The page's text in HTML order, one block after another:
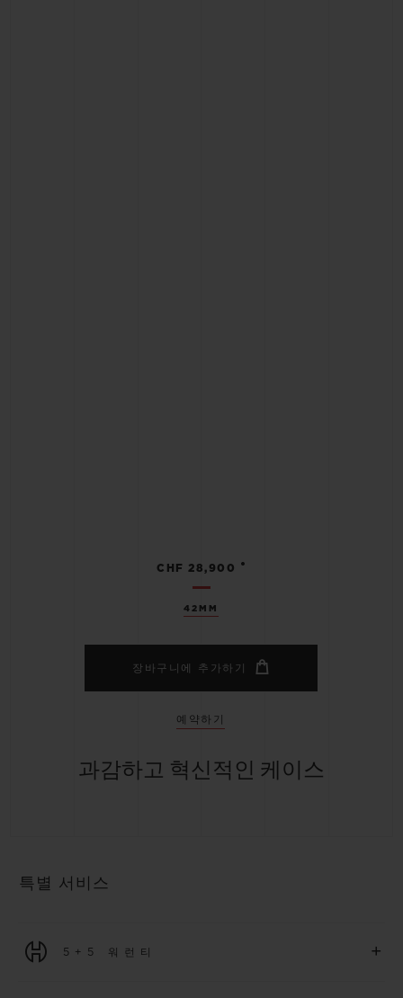
42MM
CHF 28,900 •
장바구니에 추가하기
예약하기
과감하고 혁신적인 케이스
특별 서비스
5+5 워런티 +